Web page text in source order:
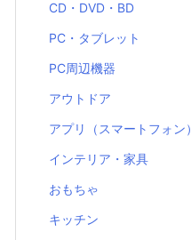
CD・DVD・BD
PC・タブレット
PC周辺機器
アウトドア
アプリ（スマートフォン）
インテリア・家具
おもちゃ
キッチン